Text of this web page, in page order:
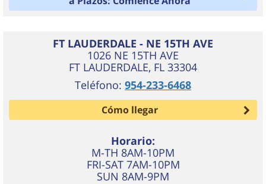
FT LAUDERDALE - NE 15TH AVE
1026 NE 15TH AVE
FT LAUDERDALE, FL 33304
Teléfono: 954-233-6468
Cómo llegar
Horario:
M-TH 8AM-10PM
FRI-SAT 7AM-10PM
SUN 8AM-9PM